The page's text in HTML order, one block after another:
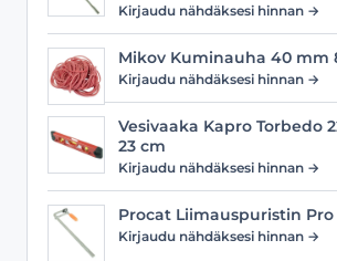
Kirjaudu nähdäksesi hinnan →
Mikov Kuminauha 40 mm
Kirjaudu nähdäksesi hinnan →
Vesivaaka Kapro Torbedo
23 cm
Kirjaudu nähdäksesi hinnan →
Procat Liimauspuristin
Kirjaudu nähdäksesi hinnan →